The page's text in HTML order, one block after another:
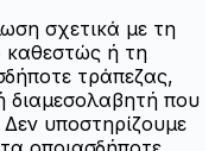
σχετικά με τη
καθεστώς ή τη
τράπεζας,
διαμεσολαβητή που
υποστηρίζουμε